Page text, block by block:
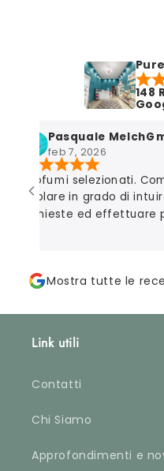
148
Pasquale
feb 7, 2026
Profumi selezionati.
titolare in grado di
richieste ed effettuare
Mostra tutte le
Link utili
Contatti
Chi Siamo
Approfondimenti e